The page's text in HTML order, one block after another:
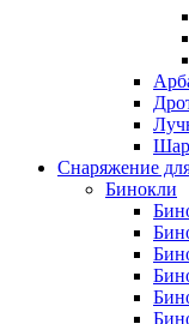
Снаряжение
Бинокли